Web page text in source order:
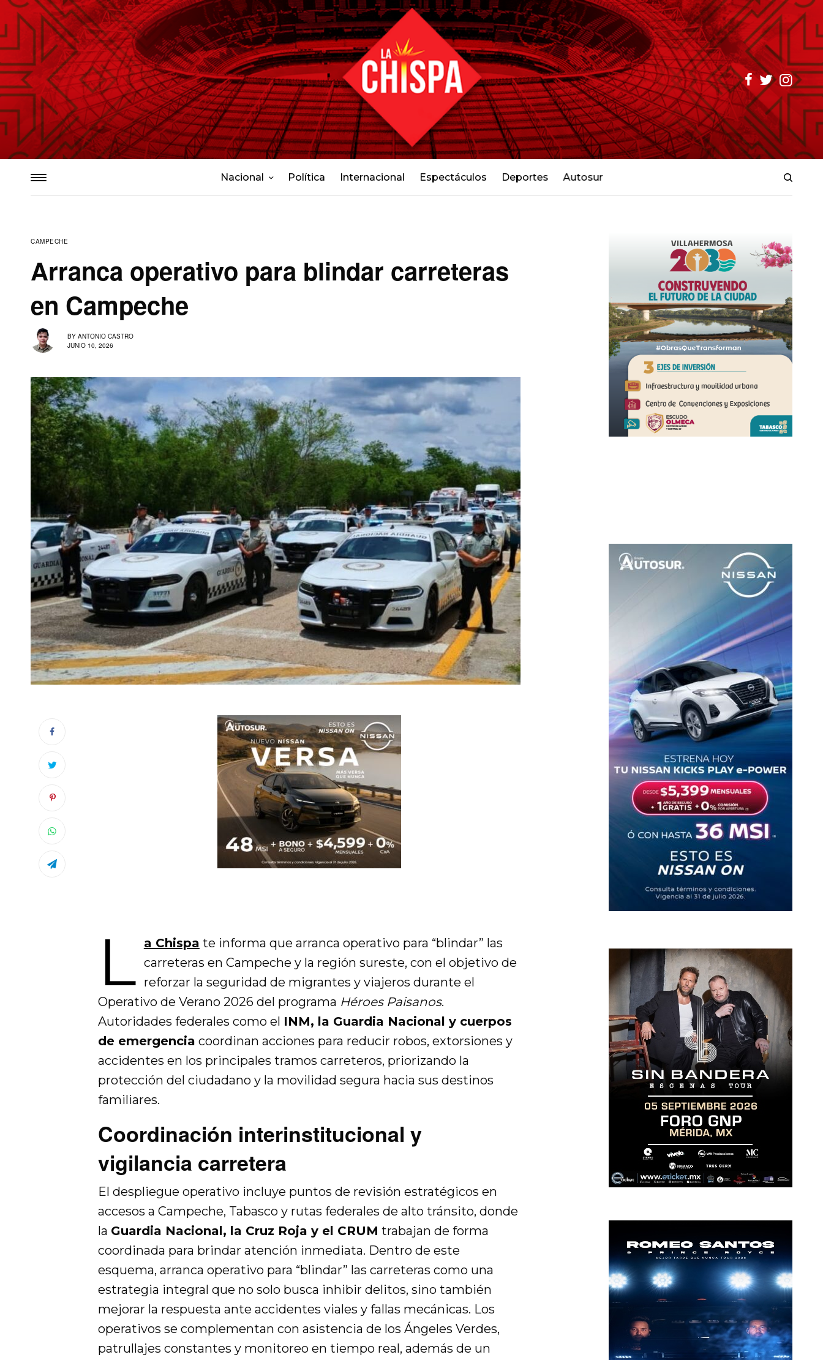
Nacional Política Internacional Espectáculos Deportes Autosur
CAMPECHE
Arranca operativo para blindar carreteras
en Campeche
BY ANTONIO CASTRO
JUNIO 10, 2026
L a Chispa te informa que arranca operativo para “blindar” las
carreteras en Campeche y la región sureste, con el objetivo de
reforzar la seguridad de migrantes y viajeros durante el
Operativo de Verano 2026 del programa Héroes Paisanos.
Autoridades federales como el INM, la Guardia Nacional y cuerpos
de emergencia coordinan acciones para reducir robos, extorsiones y
accidentes en los principales tramos carreteros, priorizando la
protección del ciudadano y la movilidad segura hacia sus destinos
familiares.
Coordinación interinstitucional y
vigilancia carretera
El despliegue operativo incluye puntos de revisión estratégicos en
accesos a Campeche, Tabasco y rutas federales de alto tránsito, donde
la Guardia Nacional, la Cruz Roja y el CRUM trabajan de forma
coordinada para brindar atención inmediata. Dentro de este
esquema, arranca operativo para “blindar” las carreteras como una
estrategia integral que no solo busca inhibir delitos, sino también
mejorar la respuesta ante accidentes viales y fallas mecánicas. Los
operativos se complementan con asistencia de los Ángeles Verdes,
patrullajes constantes y monitoreo en tiempo real, además de un